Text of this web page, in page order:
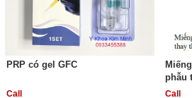
PRP có gel GFC
Call
phẫu
Call